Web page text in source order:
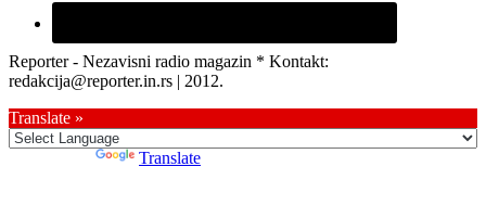
Reporter - Nezavisni radio magazin * Kontakt:
redakcija@reporter.in.rs | 2012.
Translate »
Translate